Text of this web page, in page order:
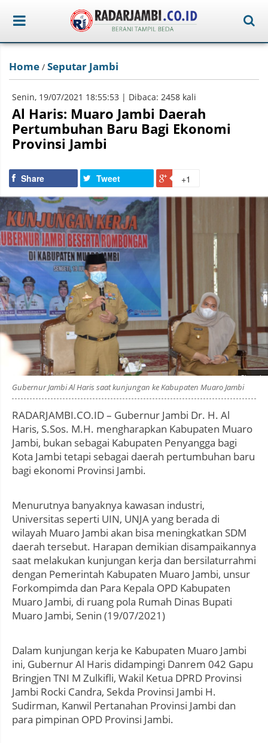
Home / Seputar Jambi
Senin, 19/07/2021 18:55:53 | Dibaca: 2458 kali
Al Haris: Muaro Jambi Daerah
Pertumbuhan Baru Bagi Ekonomi
Provinsi Jambi
Share Tweet +1
Photo by
:
Gubernur Jambi Al Haris saat kunjungan ke Kabupaten Muaro Jambi
RADARJAMBI.CO.ID – Gubernur Jambi Dr. H. Al
Haris, S.Sos. M.H. mengharapkan Kabupaten Muaro
Jambi, bukan sebagai Kabupaten Penyangga bagi
Kota Jambi tetapi sebagai daerah pertumbuhan baru
bagi ekonomi Provinsi Jambi.
Menurutnya banyaknya kawasan industri,
Universitas seperti UIN, UNJA yang berada di
wilayah Muaro Jambi akan bisa meningkatkan SDM
daerah tersebut. Harapan demikian disampaikannya
saat melakukan kunjungan kerja dan bersilaturrahmi
dengan Pemerintah Kabupaten Muaro Jambi, unsur
Forkompimda dan Para Kepala OPD Kabupaten
Muaro Jambi, di ruang pola Rumah Dinas Bupati
Muaro Jambi, Senin (19/07/2021)
Dalam kunjungan kerja ke Kabupaten Muaro Jambi
ini, Gubernur Al Haris didampingi Danrem 042 Gapu
Bringjen TNI M Zulkifli, Wakil Ketua DPRD Provinsi
Jambi Rocki Candra, Sekda Provinsi Jambi H.
Sudirman, Kanwil Pertanahan Provinsi Jambi dan
para pimpinan OPD Provinsi Jambi.